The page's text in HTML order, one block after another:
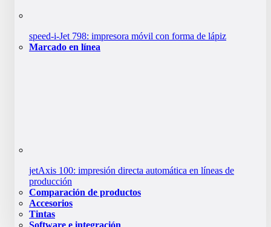
speed-i-Jet 798: impresora móvil con forma de lápiz
Marcado en línea
jetAxis 100: impresión directa automática en líneas de
producción
Comparación de productos
Accesorios
Tintas
Software e integración